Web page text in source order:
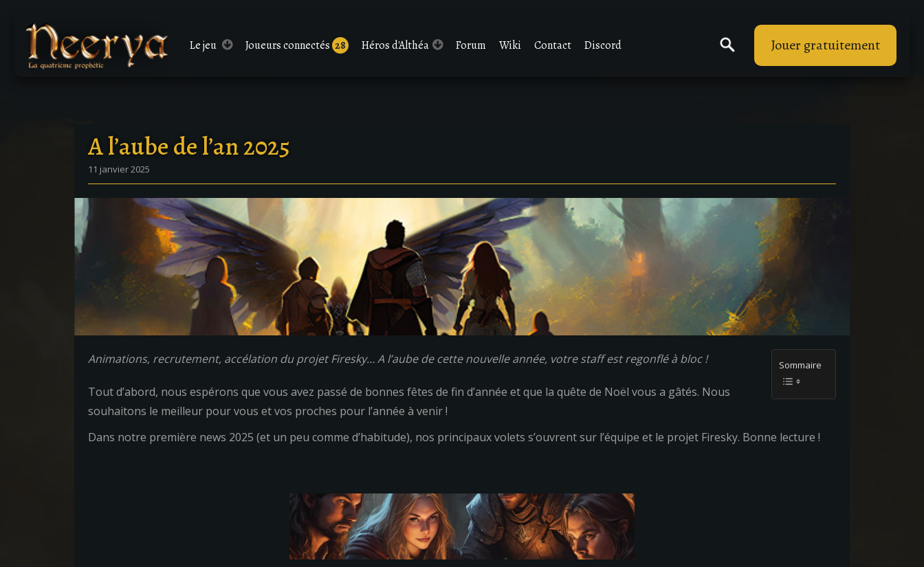
Lejeu Joueurs connectés 28 Héros d'Althéa Forum Wiki Contact Discord Jouer gratuitement
A l’aube de l’an 2025
11 janvier 2025
Sommaire
Animations, recrutement, accélation du projet Firesky… A l’aube de cette nouvelle année, votre staff est regonflé à bloc !
Tout d’abord, nous espérons que vous avez passé de bonnes fêtes de fin d’année et que la quête de Noël vous a gâtés. Nous
souhaitons le meilleur pour vous et vos proches pour l’année à venir !
Dans notre première news 2025 (et un peu comme d’habitude), nos principaux volets s’ouvrent sur l’équipe et le projet Firesky. Bonne lecture !